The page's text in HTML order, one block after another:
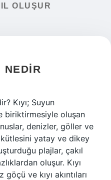
OLUŞUR
NEDIR
Kıyı; Suyun
biriktirmesiyle oluşan
denizler, göller ve
yatay ve dikey
plajlar, çakıl
oluşur. Kıyı
ve kıyı akıntıları